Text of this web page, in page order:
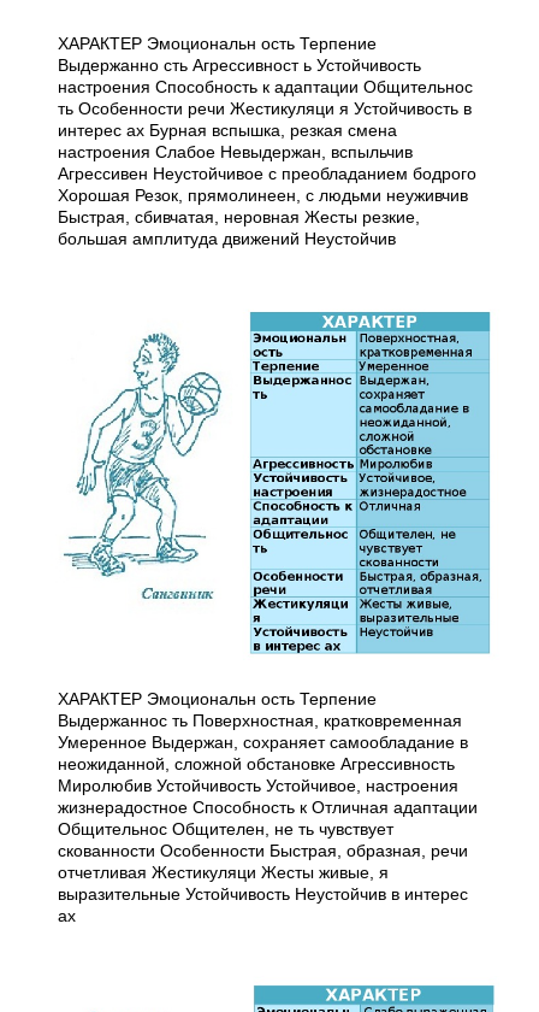
ХАРАКТЕР Эмоциональн ость Терпение
Выдержанно сть Агрессивност ь Устойчивость
настроения Способность к адаптации Общительнос
ть Особенности речи Жестикуляци я Устойчивость в
интерес ах Бурная вспышка, резкая смена
настроения Слабое Невыдержан, вспыльчив
Агрессивен Неустойчивое с преобладанием бодрого
Хорошая Резок, прямолинеен, с людьми неуживчив
Быстрая, сбивчатая, неровная Жесты резкие,
большая амплитуда движений Неустойчив
ХАРАКТЕР Эмоциональн ость Терпение
Выдержаннос ть Поверхностная, кратковременная
Умеренное Выдержан, сохраняет самообладание в
неожиданной, сложной обстановке Агрессивность
Миролюбив Устойчивость Устойчивое, настроения
жизнерадостное Способность к Отличная адаптации
Общительнос Общителен, не ть чувствует
скованности Особенности Быстрая, образная, речи
отчетливая Жестикуляци Жесты живые, я
выразительные Устойчивость Неустойчив в интерес
ах